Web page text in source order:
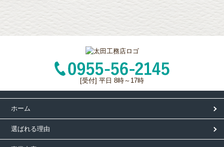
[受付] 平日 8時～17時
ホーム
選ばれる理由